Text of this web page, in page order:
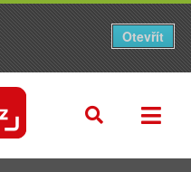
Otevřít